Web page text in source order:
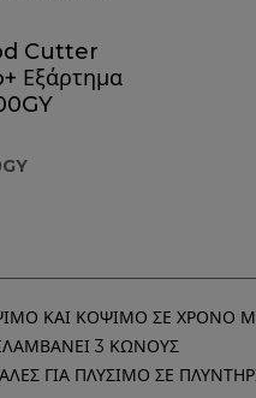
Cutter
Εξάρτημα
ΚΑΙ ΚΟΨΙΜΟ ΣΕ ΧΡΟΝΟ
3 ΚΩΝΟΥΣ
ΓΙΑ ΠΛΥΣΙΜΟ ΣΕ